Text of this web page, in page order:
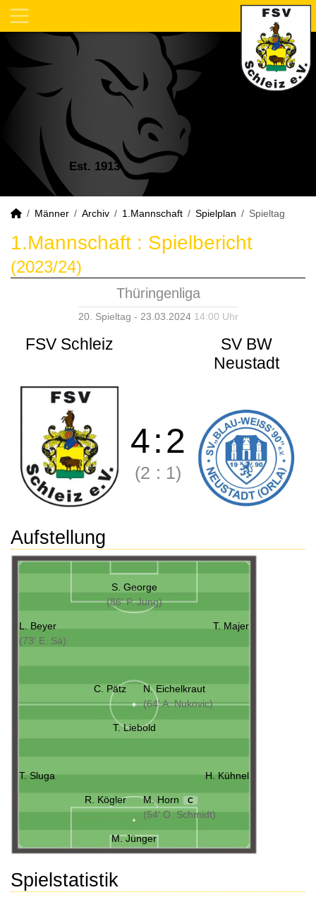
Est. 1913
Männer Archiv 1.Mannschaft Spielplan Spieltag
1.Mannschaft : Spielbericht
(2023/24)
Thüringenliga
20. Spieltag - 23.03.2024 14:00 Uhr
FSV Schleiz
SV BW
Neustadt
4:2
(2 : 1)
Aufstellung
S. George
(86' P. Jung)
L. Beyer
(73' E. Sá)
T. Majer
C. Pätz
N. Eichelkraut
(64' A. Nukovic)
T. Liebold
T. Sluga H. Kühnel
R. Kögler M. Horn C
(54' O. Schmidt)
M. Jünger
Spielstatistik